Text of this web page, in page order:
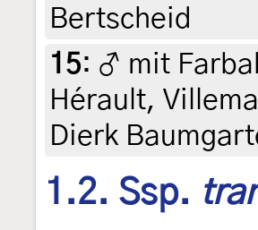
Bertscheid
15: ♂ mit
Hérault,
Dierk
1.2. Ssp.